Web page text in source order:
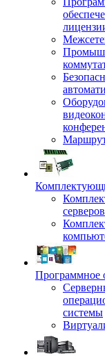
серверов
Программное
системы